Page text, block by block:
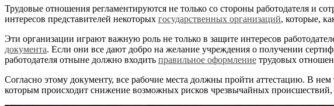
Трудовые отношения регламентируются не только со стороны работодателя и
интересов представителей некоторых государственных организаций, которые,
Эти организации играют важную роль не только в защите интересов
документа. Если они все дают добро на желание учреждения о получении
работодателя отныне должно входить правильное оформление трудовых
Согласно этому документу, все рабочие места должны пройти аттестацию. В
которым происходит снижение возможных рисков чрезвычайных происшествий,